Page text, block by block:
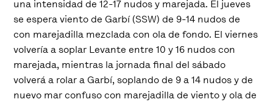
una intensidad de 12-17 nudos y marejada. El jueves
se espera viento de Garbí (SSW) de 9-14 nudos de
con marejadilla mezclada con ola de fondo. El viernes
volvería a soplar Levante entre 10 y 16 nudos con
marejada, mientras la jornada final del sábado
volverá a rolar a Garbí, soplando de 9 a 14 nudos y de
nuevo mar confuso con marejadilla de viento y ola de